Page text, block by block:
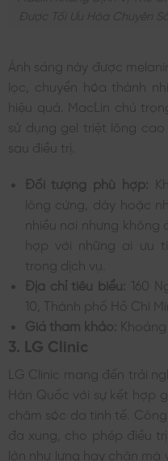
Được Tối Ưu Hóa Chuyên
Ánh sáng này được
lọc, chuyển hóa thành
hiệu quả. MacLin chú
sử dụng gel triệt lông
sau điều trị.
Đối tượng phù hợp:
lông cứng, dày hoặc
nhiều nơi nhưng
hợp với những ai ưu
trong dịch vụ.
Địa chỉ tiêu biểu:
160
10, Thành phố Hồ Chí
Giá tham khảo:
3. LG Clinic
LG Clinic mang đến trải
Hàn Quốc với sự kết hợp
chăm sóc da tinh tế.
đa xung, cho phép điều
lớn như lưng hay chân